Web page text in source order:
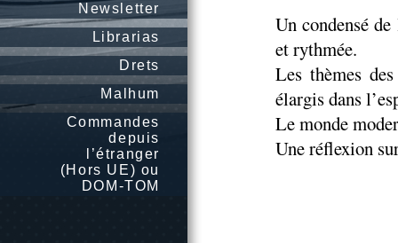
Newsletter
Librarias
Drets
Malhum
Commandes
depuis
l’étranger
(Hors UE) ou
DOM-TOM
Un condensé
et rythmée.
Les thèmes
élargis dans
Le monde
Une réflexion